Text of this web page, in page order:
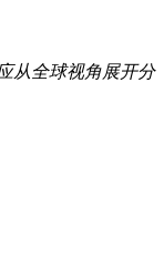
从全球视角展开分